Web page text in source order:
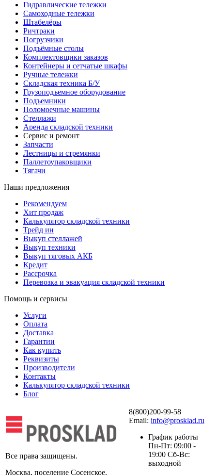
Гидравлические тележки
Самоходные тележки
Штабелёры
Ричтраки
Погрузчики
Подъёмные столы
Комплектовщики заказов
Контейнеры и сетчатые шкафы
Ручные тележки
Складская техника Б/У
Грузоподъемное оборудование
Подъемники
Поломоечные машины
Стеллажи
Аренда складской техники
Сервис и ремонт
Запчасти
Лестницы и стремянки
Паллетоупаковщики
Тягачи
Наши предложения
Рекомендуем
Хит продаж
Калькулятор складской техники
Трейд ин
Выкуп стеллажей
Выкуп техники
Выкуп тяговых АКБ
Кредит
Рассрочка
Перевозка и эвакуация складской техники
Помощь и сервисы
Услуги
Оплата
Доставка
Гарантии
Как купить
Реквизиты
Производители
Контакты
Калькулятор складской техники
Блог
Все права защищены.
Москва, поселение Сосенское,
8(800)200-99-58
Email: info@prosklad.ru
График работы
Пн-Пт: 09:00 -
19:00 Сб-Вс:
выходной